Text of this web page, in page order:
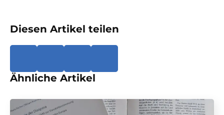
Diesen Artikel teilen
Ähnliche Artikel